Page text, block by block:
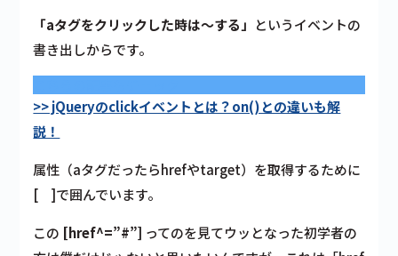
「aタグをクリックした時は～する」 というイベントの
書き出しからです。
>> jQueryのclickイベントとは？on()との違いも解
説！
属性（aタグだったらhrefやtarget）を取得するために
[ ]で囲んでいます。
この [href^=”#”] ってのを見てウッとなった初学者の